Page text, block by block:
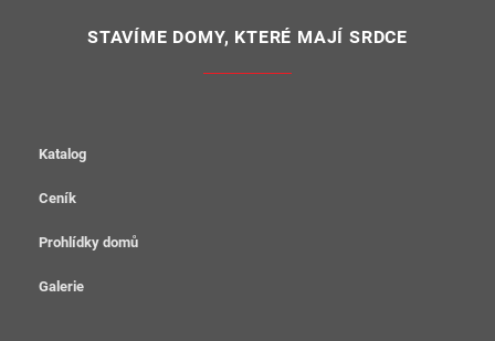
STAVÍME DOMY, KTERÉ MAJÍ SRDCE
Katalog
Ceník
Prohlídky domů
Galerie